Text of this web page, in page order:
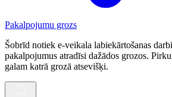
Pakalpojumu grozs
Šobrīd notiek e-veikala labiekārtošanas
pakalpojumus atradīsi dažādos grozos.
galam katrā grozā atsevišķi.